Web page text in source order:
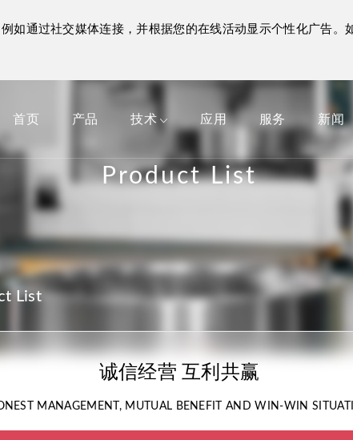
如通过社交媒体连接，并根据您的在线活动显示个性化广告。
首页 产品 技术 应用 服务 新闻
Product List
List
诚信经营 互利共赢
MANAGEMENT, MUTUAL BENEFIT AND WIN-WIN